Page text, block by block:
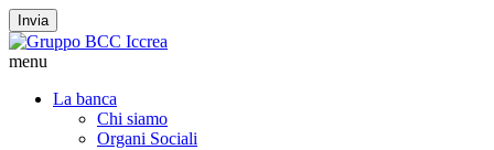
Invia
menu
La banca
Chi siamo
Organi Sociali